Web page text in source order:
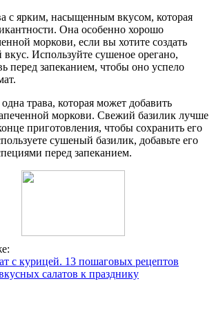
с ярким, насыщенным вкусом, которая
Она особенно хорошо
моркови, если вы хотите создать
Используйте сушеное орегано,
перед запеканием, чтобы оно успело
трава, которая может добавить
моркови. Свежий базилик лучше
приготовления, чтобы сохранить его
сушеный базилик, добавьте его
перед запеканием.
с курицей. 13 пошаговых рецептов
салатов к празднику